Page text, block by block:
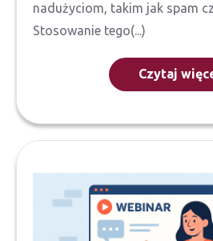
nadużyciom, takim jak spam
Stosowanie tego(...)
Czytaj